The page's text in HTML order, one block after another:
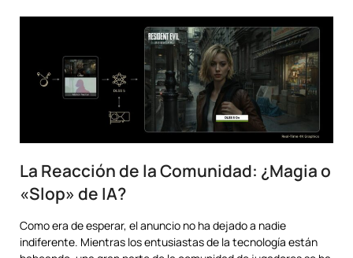
La Reacción de la Comunidad: ¿Magia o
«Slop» de IA?
Como era de esperar, el anuncio no ha dejado a nadie
indiferente. Mientras los entusiastas de la tecnología están